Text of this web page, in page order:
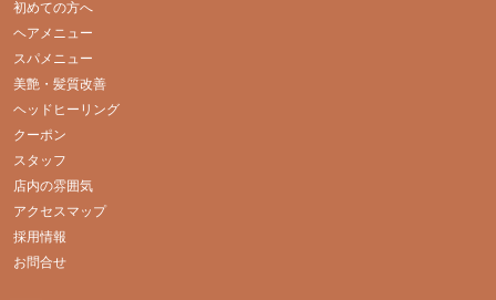
初めての方へ
ヘアメニュー
スパメニュー
美艶・髪質改善
ヘッドヒーリング
クーポン
スタッフ
店内の雰囲気
アクセスマップ
採用情報
お問合せ